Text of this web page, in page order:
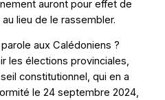
auront pour effet de
lieu de le rassembler.
aux Calédoniens ?
les élections provinciales,
constitutionnel, qui en a
le 24 septembre 2024,